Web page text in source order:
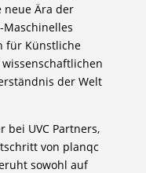
neue Ära der
für Künstliche
der Welt
bei UVC Partners,
von planqc
sowohl auf